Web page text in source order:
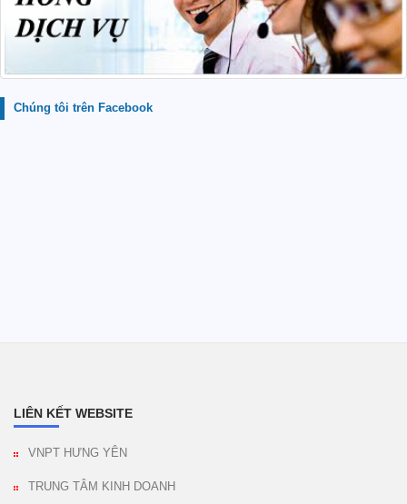
Chúng tôi trên Facebook
LIÊN KẾT WEBSITE
VNPT HƯNG YÊN
TRUNG TÂM KINH DOANH